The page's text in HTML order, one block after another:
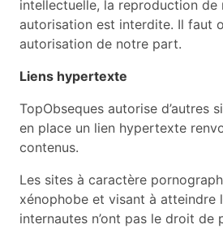
intellectuelle, la reproduction de
autorisation est interdite. Il faut
autorisation de notre part.
Liens hypertexte
TopObseques autorise d’autres
en place un lien hypertexte
contenus.
Les sites à caractère
xénophobe et visant à atteindre
internautes n’ont pas le droit de